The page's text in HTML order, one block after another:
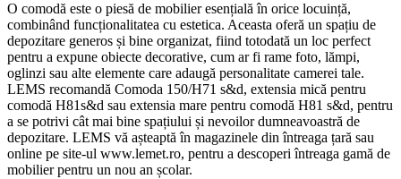
O comodă este o piesă de mobilier esențială în orice locuință,
combinând funcționalitatea cu estetica. Aceasta oferă un spațiu de
depozitare generos și bine organizat, fiind totodată un loc perfect
pentru a expune obiecte decorative, cum ar fi rame foto, lămpi,
oglinzi sau alte elemente care adaugă personalitate camerei tale.
LEMS recomandă Comoda 150/H71 s&d, extensia mică pentru
comodă H81s&d sau extensia mare pentru comodă H81 s&d, pentru
a se potrivi cât mai bine spațiului și nevoilor dumneavoastră de
depozitare. LEMS vă așteaptă în magazinele din întreaga țară sau
online pe site-ul www.lemet.ro, pentru a descoperi întreaga gamă de
mobilier pentru un nou an școlar.